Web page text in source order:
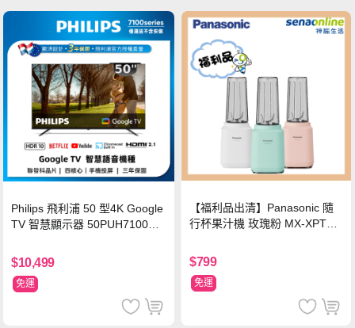
Philips 飛利浦 50 型4K Google
TV 智慧顯示器 50PUH7100
$10,499
免運
【福利品出清】Panasonic 隨
行杯果汁機 玫瑰粉 MX-XPT10
$799
免運